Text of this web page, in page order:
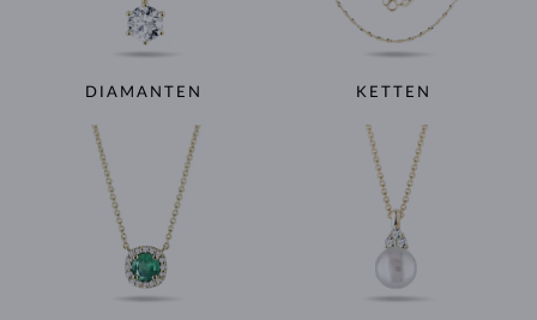
DIAMANTEN KETTEN